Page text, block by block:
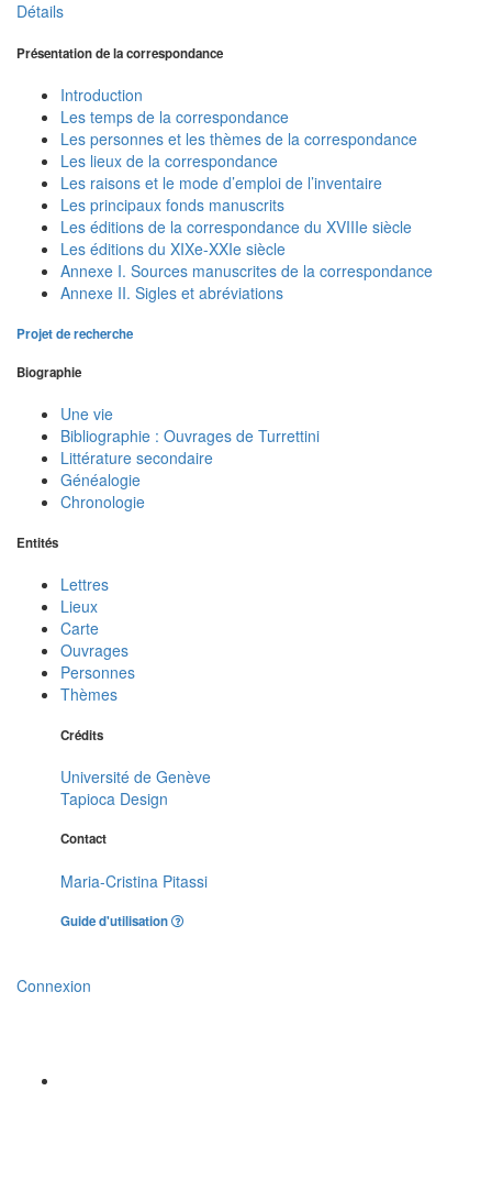
Détails
Présentation de la correspondance
Introduction
Les temps de la correspondance
Les personnes et les thèmes de la correspondance
Les lieux de la correspondance
Les raisons et le mode d’emploi de l’inventaire
Les principaux fonds manuscrits
Les éditions de la correspondance du XVIIIe siècle
Les éditions du XIXe-XXIe siècle
Annexe I. Sources manuscrites de la correspondance
Annexe II. Sigles et abréviations
Projet de recherche
Biographie
Une vie
Bibliographie : Ouvrages de Turrettini
Littérature secondaire
Généalogie
Chronologie
Entités
Lettres
Lieux
Carte
Ouvrages
Personnes
Thèmes
Crédits
Université de Genève
Tapioca Design
Contact
Maria-Cristina Pitassi
Guide d'utilisation
Connexion